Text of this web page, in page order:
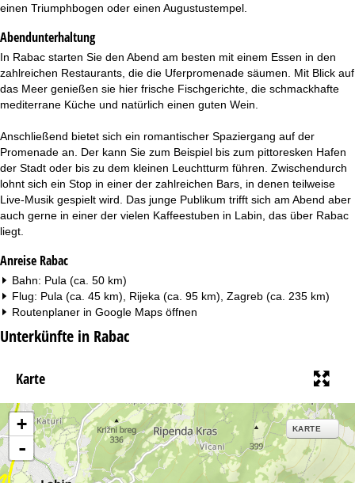
einen Triumphbogen oder einen Augustustempel.
Abendunterhaltung
In Rabac starten Sie den Abend am besten mit einem Essen in den
zahlreichen Restaurants, die die Uferpromenade säumen. Mit Blick auf
das Meer genießen sie hier frische Fischgerichte, die schmackhafte
mediterrane Küche und natürlich einen guten Wein.
Anschließend bietet sich ein romantischer Spaziergang auf der
Promenade an. Der kann Sie zum Beispiel bis zum pittoresken Hafen
der Stadt oder bis zu dem kleinen Leuchtturm führen. Zwischendurch
lohnt sich ein Stop in einer der zahlreichen Bars, in denen teilweise
Live-Musik gespielt wird. Das junge Publikum trifft sich am Abend aber
auch gerne in einer der vielen Kaffeestuben in Labin, das über Rabac
liegt.
Anreise Rabac
Bahn: Pula (ca. 50 km)
Flug: Pula (ca. 45 km), Rijeka (ca. 95 km), Zagreb (ca. 235 km)
Routenplaner in Google Maps öffnen
Unterkünfte in Rabac
Karte
+
-
KARTE